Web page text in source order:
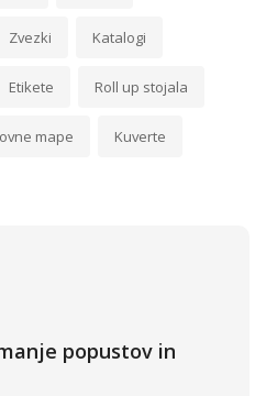
Zvezki Katalogi
Etikete Roll up stojala
mape Kuverte
popustov in